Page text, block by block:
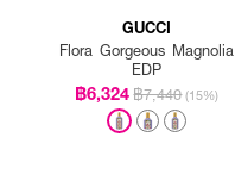
GUCCI
Flora Gorgeous Magnolia
EDP
฿6,324฿7,440 (15%)